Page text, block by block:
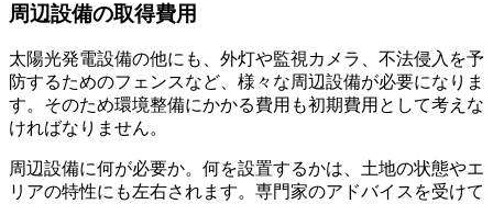
周辺設備の取得費用
太陽光発電設備の他にも、外灯や監視カメラ、不法侵入を予
防するためのフェンスなど、様々な周辺設備が必要になりま
す。そのため環境整備にかかる費用 も初期費用として考えな
ければなりません。
周辺設備に何が必要か。何を設置するかは、土地の状態やエ
リアの特性にも左右されます。専門家のアドバイスを受けて